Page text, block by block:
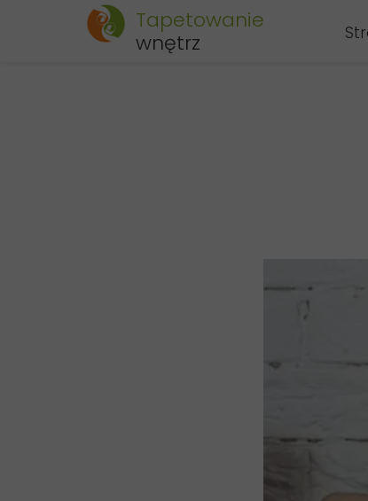
Tapetowanie
wnętrz